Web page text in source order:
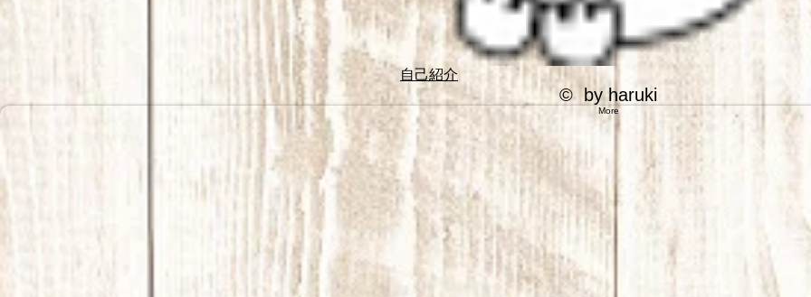
自己紹介
© by haruki
More